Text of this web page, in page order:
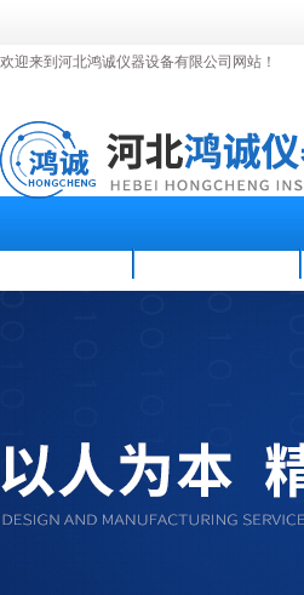
欢迎来到河北鸿诚仪器设备有限公司网站！